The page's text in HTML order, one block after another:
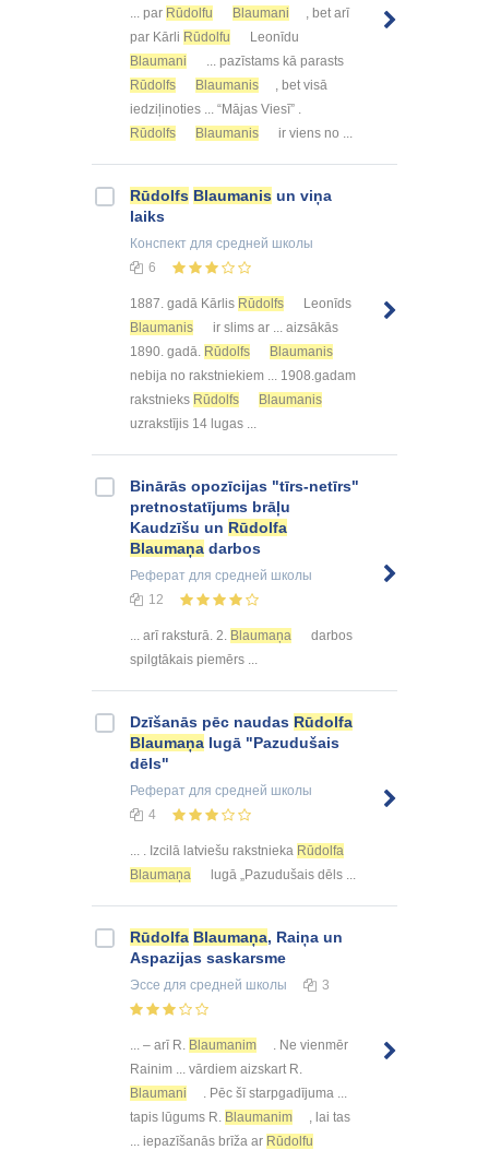
... par Rūdolfu Blaumani
, bet arī
par Kārli Rūdolfu
Leonīdu
Blaumani
... pazīstams kā parasts
Rūdolfs
Blaumanis
, bet visā
iedziļinoties ... “Mājas Viesī” .
Rūdolfs
Blaumanis ir viens no ...
Rūdolfs Blaumanis un viņa
laiks
Конспект для средней школы
6
1887. gadā Kārlis Rūdolfs
Leonīds
Blaumanis
ir slims ar ... aizsākās
1890. gadā. Rūdolfs
Blaumanis
nebija no rakstniekiem ... 1908.gadam
rakstnieks Rūdolfs
Blaumanis
uzrakstījis 14 lugas ...
Binārās opozīcijas "tīrs-netīrs"
pretnostatījums brāļu
Kaudzīšu un Rūdolfa
Blaumaņa darbos
Реферат для средней школы
12
... arī raksturā. 2. Blaumaņa
darbos
spilgtākais piemērs ...
Dzīšanās pēc naudas Rūdolfa
Blaumaņa lugā "Pazudušais
dēls"
Реферат для средней школы
4
... . Izcilā latviešu rakstnieka Rūdolfa
Blaumaņa
lugā „Pazudušais dēls ...
Rūdolfa Blaumaņa, Raiņa un
Aspazijas saskarsme
Эссе для средней школы 3
... – arī R. Blaumanim
. Ne vienmēr
Rainim ... vārdiem aizskart R.
Blaumani
. Pēc šī starpgadījuma ...
tapis lūgums R. Blaumanim
, lai tas
... iepazīšanās brīža ar Rūdolfu